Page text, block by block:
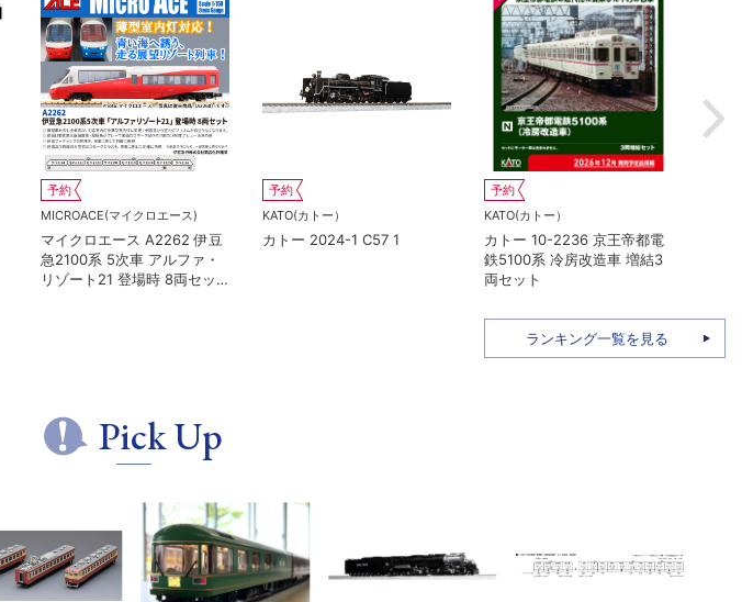
KATO(カトー）
カトー 10-2237 京王帝都電
鉄5000系+5100系 冷房増備
車 7両セット 特別企画品
KATO(カトー）
カトー 10-2039 165系
345M 大垣夜行 8両基本セッ
KATO(カトー）
カトー 10-2235 京王帝都電
鉄5000系 冷房改造車 基本4
両セット
カトー 10-
台 SLやまぐ
ランキング一覧を見る
Pick Up